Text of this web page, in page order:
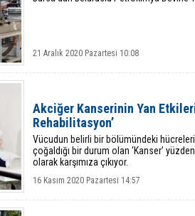
21 Aralık 2020 Pazartesi 10:08
Akciğer Kanserinin Yan
Rehabilitasyon’
Vücudun belirli bir bölümündeki
çoğaldığı bir durum olan ‘Kanser’
olarak karşımıza çıkıyor.
16 Kasım 2020 Pazartesi 14:57